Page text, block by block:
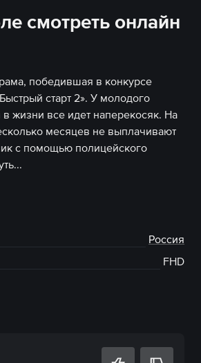
смотреть онлайн
победившая в конкурсе
старт 2». У молодого
жизни все идет наперекосяк. На
месяцев не выплачивают
с помощью полицейского
Россия
FHD